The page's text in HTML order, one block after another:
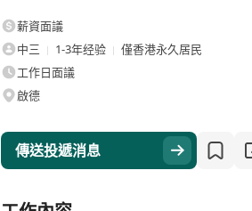
薪資面議
中三
1-3年经验
僅香港永久居民
工作日面議
啟德
傳送投遞消息